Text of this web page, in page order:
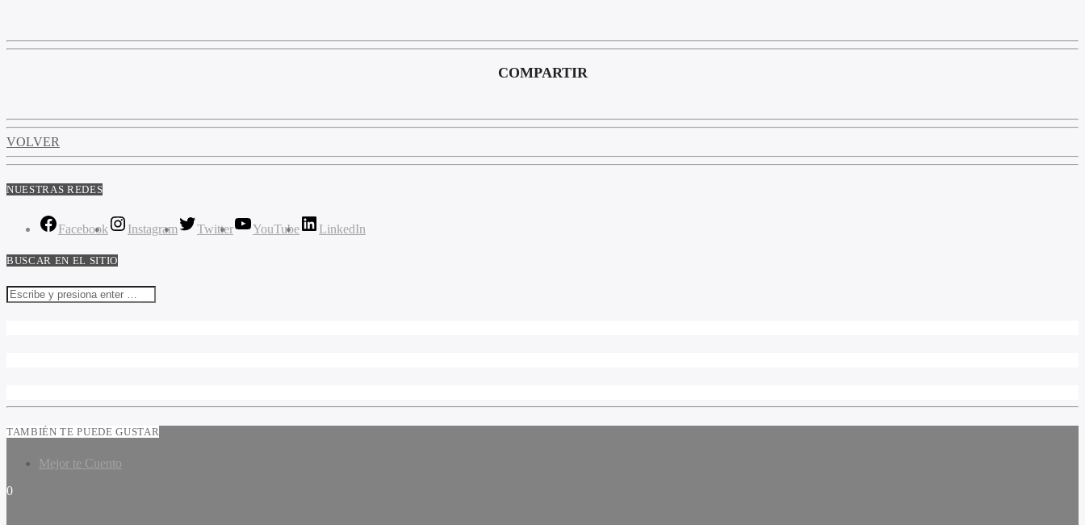
COMPARTIR
VOLVER
NUESTRAS REDES
Facebook Instagram Twitter YouTube LinkedIn
BUSCAR EN EL SITIO
TAMBIÉN TE PUEDE GUSTAR
Mejor te Cuento
0